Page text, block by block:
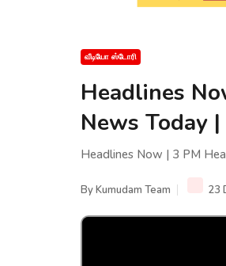
வீடியோ ஸ்டோரி
Headlines
News Today
Headlines Now | 3 PM
ByKumudam Team 23